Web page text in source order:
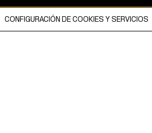
web está protegido por copyright y es
CONFIGURACIÓN DE COOKIES Y SERVICIOS